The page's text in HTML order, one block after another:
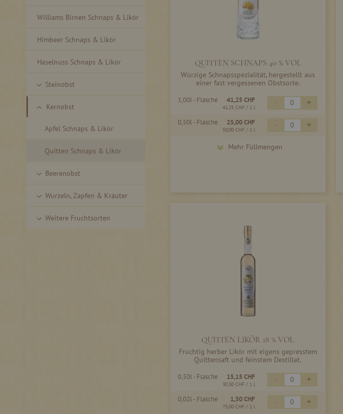
QUITTEN SCHNAPS 40 % VOL
Würzige Schnapsspezialität, hergestellt aus
einer fast vergessenen Obstsorte.
1,00l - Flasche 41,25 CHF
41,25 CHF / 1 l - +
0,50l - Flasche 25,00 CHF
50,00 CHF / 1 l - +
Mehr Füllmengen
QUITTEN LIKÖR 18 % VOL
Fruchtig herber Likör mit eigens gepresstem
Quittensaft und feinstem Destillat.
0,50l - Flasche 15,15 CHF
30,30 CHF / 1 l - +
0,02l - Flasche 1,50 CHF
75,00 CHF / 1 l - +
Williams Birnen Schnaps & Likör
Himbeer Schnaps & Likör
Haselnuss Schnaps & Likör
Steinobst
Kernobst
Apfel Schnaps & Likör
Quitten Schnaps & Likör
Beerenobst
Wurzeln, Zapfen & Kräuter
Weitere Fruchtsorten